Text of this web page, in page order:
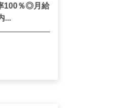
100％◎月給
...